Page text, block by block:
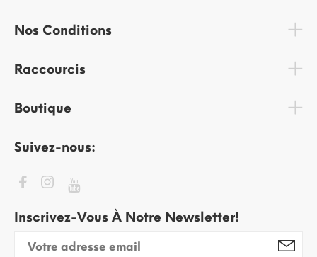
Nos Conditions
Raccourcis
Boutique
Suivez-nous:
Inscrivez-Vous À Notre Newsletter!